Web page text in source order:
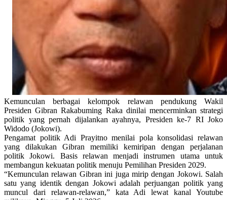
Kemunculan berbagai kelompok relawan pendukung Wakil
Presiden Gibran Rakabuming Raka dinilai mencerminkan strategi
politik yang pernah dijalankan ayahnya, Presiden ke-7 RI Joko
Widodo (Jokowi).
Pengamat politik Adi Prayitno menilai pola konsolidasi relawan
yang dilakukan Gibran memiliki kemiripan dengan perjalanan
politik Jokowi. Basis relawan menjadi instrumen utama untuk
membangun kekuatan politik menuju Pemilihan Presiden 2029.
“Kemunculan relawan Gibran ini juga mirip dengan Jokowi. Salah
satu yang identik dengan Jokowi adalah perjuangan politik yang
muncul dari relawan-relawan,” kata Adi lewat kanal Youtube